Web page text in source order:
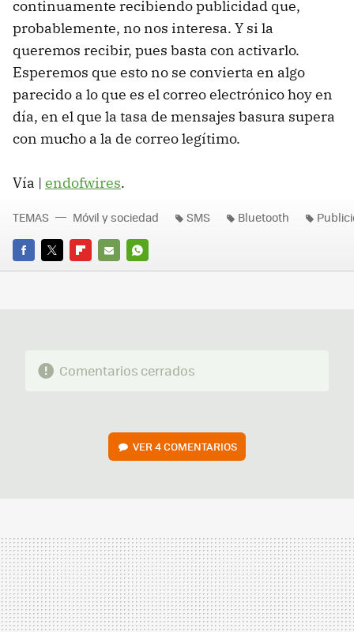
continuamente recibiendo publicidad que,
probablemente, no nos interesa. Y si la
queremos recibir, pues basta con activarlo.
Esperemos que esto no se convierta en algo
parecido a lo que es el correo electrónico hoy en
día, en el que la tasa de mensajes basura supera
con mucho a la de correo legítimo.
Vía | endofwires.
FACEBOOK
TWITTERFLIPBOARD
E-
WHATSAPP
TEMAS Móvil y sociedad SMS Bluetooth
Comentarios cerrados
VER4 COMENTARIOS